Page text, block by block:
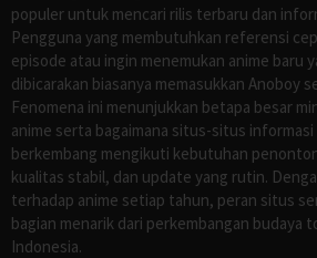
populer untuk mencari rilis terbaru dan
Pengguna yang membutuhkan referensi
episode atau ingin menemukan anime baru
dibicarakan biasanya memasukkan Anoboy
Fenomena ini menunjukkan betapa besar
anime serta bagaimana situs-situs
berkembang mengikuti kebutuhan
kualitas stabil, dan update yang rutin.
terhadap anime setiap tahun, peran situs
bagian menarik dari perkembangan budaya
Indonesia.